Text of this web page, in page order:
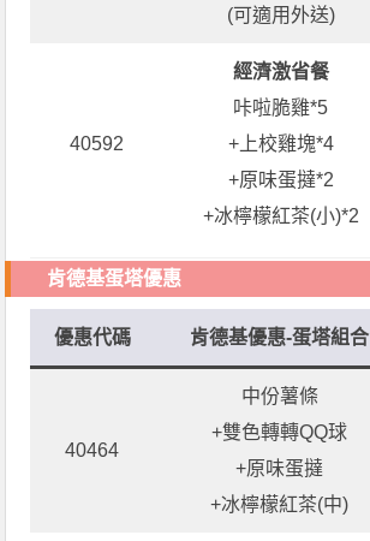
(可適用外送)
40592
經濟激省餐
咔啦脆雞*5
+上校雞塊*4
+原味蛋撻*2
+冰檸檬紅茶(小)*2
肯德基蛋塔優惠
優惠代碼 肯德基優惠-蛋塔組合
40464
中份薯條
+雙色轉轉QQ球
+原味蛋撻
+冰檸檬紅茶(中)